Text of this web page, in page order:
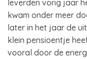
leverden vorig jaar
kwam onder meer
later in het jaar de
klein pensioentje
vooral door de